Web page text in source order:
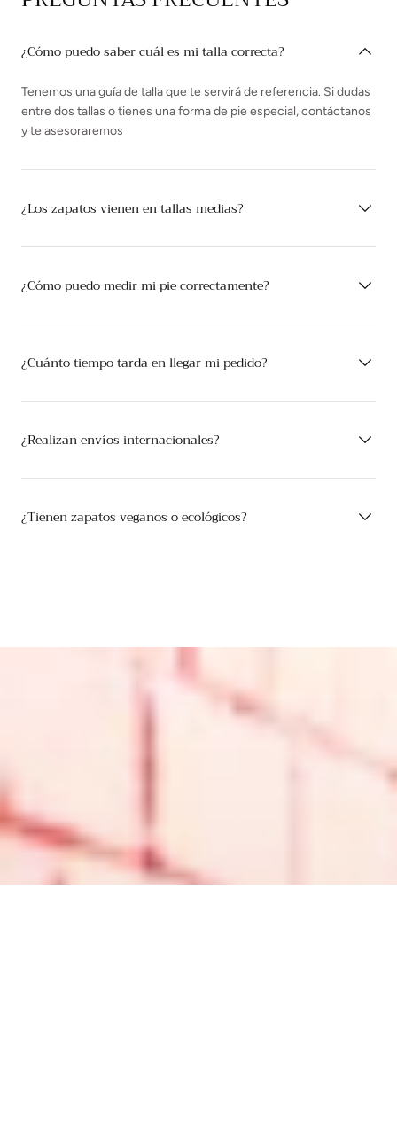
¿Cómo puedo saber cuál es mi talla correcta?
Tenemos una guía de talla que te servirá de referencia. Si dudas
entre dos tallas o tienes una forma de pie especial, contáctanos
y te asesoraremos
¿Los zapatos vienen en tallas medias?
¿Cómo puedo medir mi pie correctamente?
¿Cuánto tiempo tarda en llegar mi pedido?
¿Realizan envíos internacionales?
¿Tienen zapatos veganos o ecológicos?